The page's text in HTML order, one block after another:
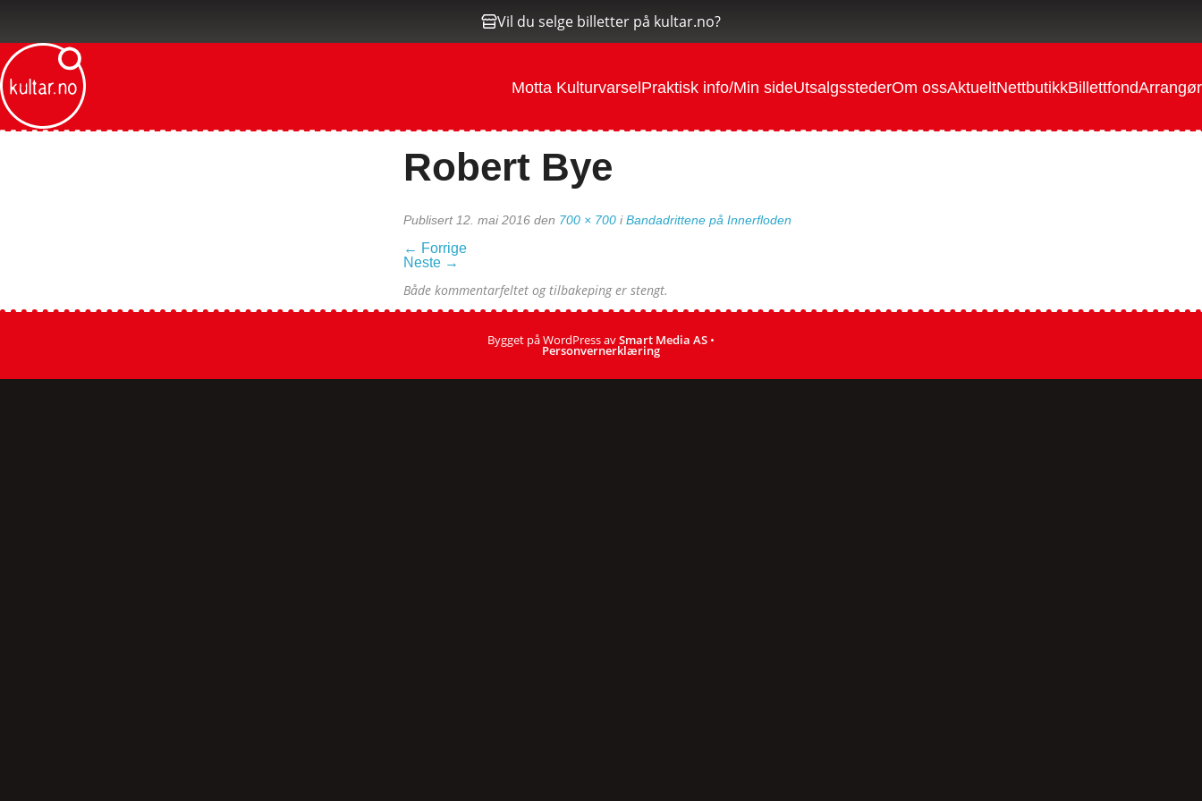
Vil du selge billetter på kultar.no?
Motta KulturvarselPraktisk info/Min sideUtsalgsstederOm ossAktueltNettbutikkBillettfondArrangør
Robert Bye
Publisert 12. mai 2016 den 700 × 700 iBandadrittene på Innerfloden
← Forrige
Neste →
Både kommentarfeltet og tilbakeping er stengt.
Bygget på WordPress avSmart Media AS •
Personvernerklæring